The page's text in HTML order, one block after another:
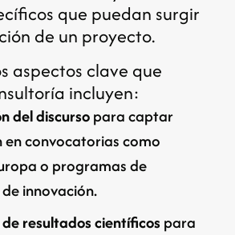
que puedan surgir
de un proyecto.
aspectos clave que
incluyen:
del discursopara captar
convocatorias como
o programas de
innovación.
resultados científicospara